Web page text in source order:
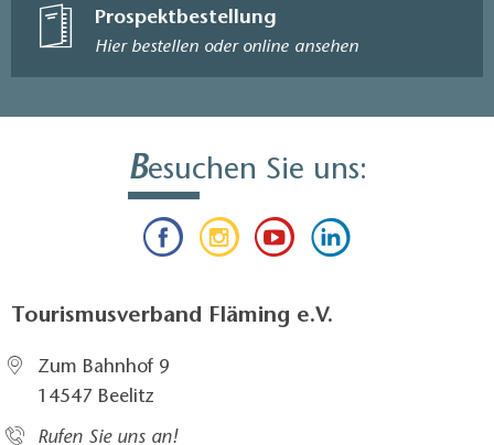
Prospektbestellung
Hier bestellen oder online ansehen
Besuchen Sie uns:
Tourismusverband Fläming e.V.
Zum Bahnhof 9
14547 Beelitz
Rufen Sie uns an!